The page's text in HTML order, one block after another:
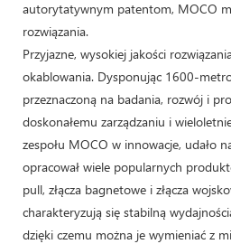
autorytatywnym patentom, MOCO
rozwiązania.
Przyjazne, wysokiej jakości
okablowania. Dysponując 1600-
przeznaczoną na badania, rozwój i
doskonałemu zarządzaniu i
zespołu MOCO w innowacje, udało
opracował wiele popularnych
pull, złącza bagnetowe i złącza
charakteryzują się stabilną
dzięki czemu można je wymieniać z